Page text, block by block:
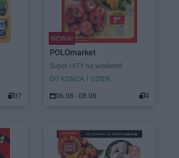
37
NOWA!
POLOmarket
Super HITY na weekend
DO KOŃCA 1 DZIEŃ
06.08 - 08.08 4